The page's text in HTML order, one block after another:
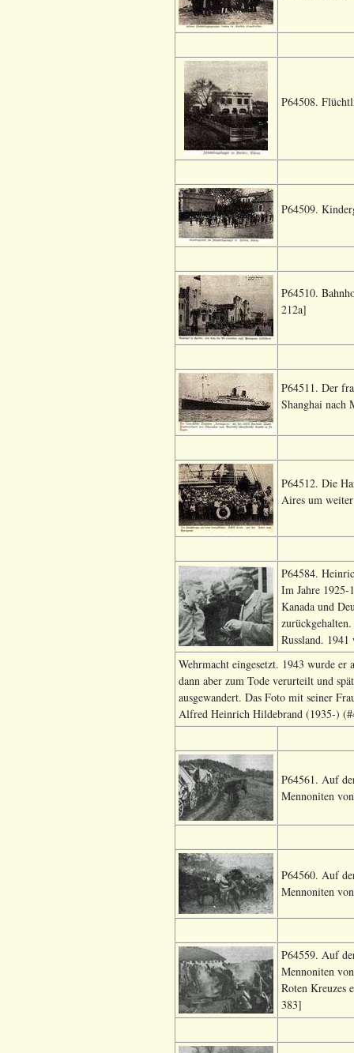
P64508.
P64509.
P64510.
212a]
P64511. Der
Shanghai nach
P64512. Die
Aires um
P64584.
Im Jahre 1925-
Kanada und
Russland.
Wehrmacht eingesetzt. 1943 wurde
dann aber zum Tode verurteilt und
ausgewandert. Das Foto mit seiner
Alfred Heinrich Hildebrand (1935-)
P64561. Auf
Mennoniten
P64560. Auf
Mennoniten
P64559. Auf
Mennoniten
Roten Kreuzes
383]